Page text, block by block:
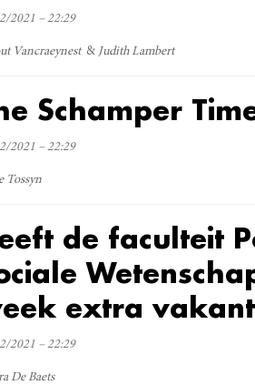
2021 – 22:29
Vancraeynest Judith Lambert
Schamper
2021 – 22:29
Tossyn
de faculteit
extra
2021 – 22:29
De Baets